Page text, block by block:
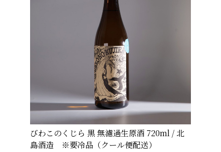
びわこのくじら 黒 無濾過生原酒 720ml / 北
島酒造 ※要冷品（クール便配送）